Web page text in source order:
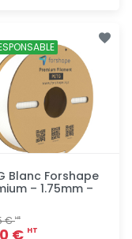
rapide
Blanc Forshape
– 1.75mm –
€HT
€ HT